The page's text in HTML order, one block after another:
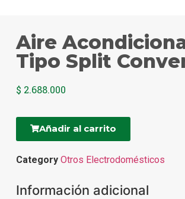
Aire
Tipo Split
$ 2.688.000
Añadir al carrito
Category Otros Electrodomésticos
Información adicional